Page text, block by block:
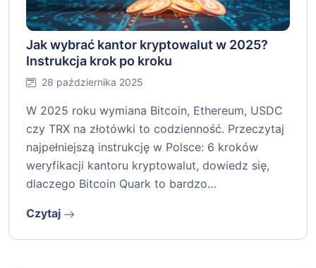
Jak wybrać kantor kryptowalut w 2025?
Instrukcja krok po kroku
28 października 2025
W 2025 roku wymiana Bitcoin, Ethereum, USDC
czy TRX na złotówki to codzienność. Przeczytaj
najpełniejszą instrukcję w Polsce: 6 kroków
weryfikacji kantoru kryptowalut, dowiedz się,
dlaczego Bitcoin Quark to bardzo…
Czytaj